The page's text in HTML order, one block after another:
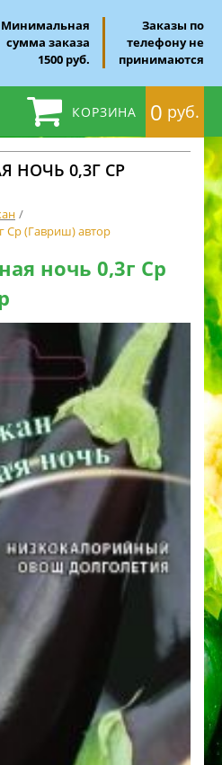
Минимальная
сумма заказа
1500 руб.
Заказы по
телефону не
принимаются
КОРЗИНА 0 руб.
НОЧЬ 0,3Г СР
Ср (Гавриш) автор
ночь 0,3г Ср